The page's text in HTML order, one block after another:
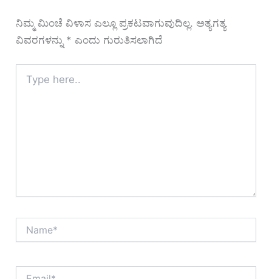
ನಿಮ್ಮ ಮಿಂಚೆ ವಿಳಾಸ ಎಲ್ಲೂ ಪ್ರಕಟವಾಗುವುದಿಲ್ಲ. ಅತ್ಯಗತ್ಯ
ವಿವರಗಳನ್ನು * ಎಂದು ಗುರುತಿಸಲಾಗಿದೆ
here..